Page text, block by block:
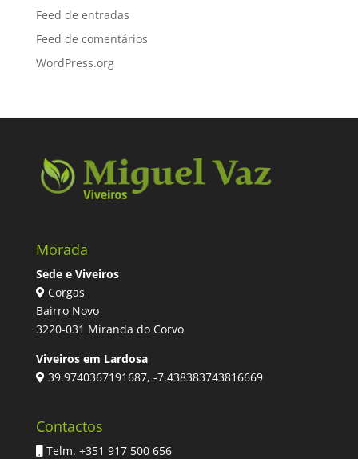
Feed de entradas
Feed de comentários
WordPress.org
Morada
Sede e Viveiros
Corgas
Bairro Novo
3220-031 Miranda do Corvo
Viveiros em Lardosa
39.9740367191687, -7.438383743816669
Contactos
Telm. +351 917 500 656